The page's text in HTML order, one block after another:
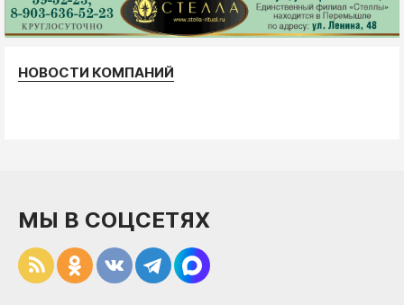
НОВОСТИ КОМПАНИЙ
МЫ В СОЦСЕТЯХ